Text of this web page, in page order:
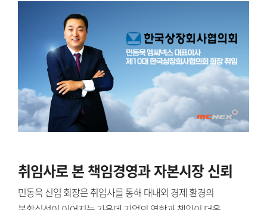
취임사로 본 책임경영과 자본시장 신뢰
민동욱 신임 회장은 취임사를 통해 대내외 경제 환경의